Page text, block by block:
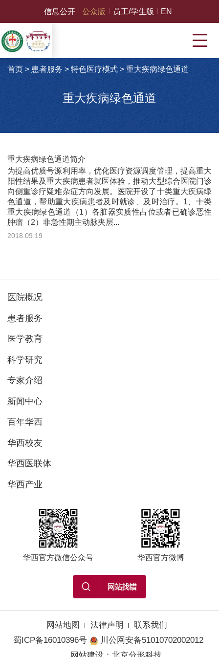
信息公开 公众版 员工/学生版 EN
首页 > 患者服务 > 特色医疗模式> 重大疾病绿色通道
重大疾病绿色通道
重大疾病绿色通道简介
为提高优质号源利用率，优化医疗资源调度管理，提高重大
阳性结果及重大疾病患者就医体验，推动大型综合医院门诊
向侧重诊疗疑难杂症方向发展。医院开设了十类重大疾病绿
色通道，帮助重大疾病患者及时就诊、及时治疗。1、十类
重大疾病绿色通道（1）各脏器实质性占位或者已确诊恶性
肿瘤（2）非急性期主动脉夹层...
2018.09.19
医院概况
患者服务
医学教育
科学研究
专家介绍
新闻中心
百年华西
华西校友
华西医联体
华西产业
华西官方微信公众号 华西官方微博
网站地图 法律声明
联系我们
蜀ICP备16010396号
川公网安备51010702002012